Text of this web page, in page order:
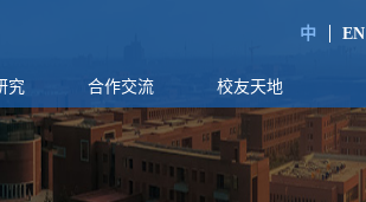
中 EN
究 合作交流 校友天地